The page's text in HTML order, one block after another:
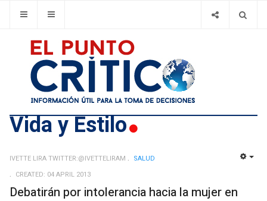
Vida y Estilo
IVETTE LIRA TWITTER:@IVETTELIRAM
SALUD
CREATED: 04 APRIL 2013
Debatirán por intolerancia hacia la mujer en